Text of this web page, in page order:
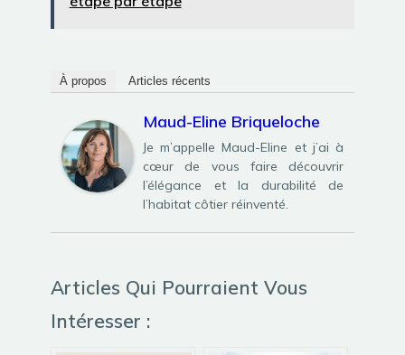
À propos Articles récents
Maud-Eline Briqueloche
Je m’appelle Maud-Eline et j’ai à
cœur de vous faire découvrir
l’élégance et la durabilité de
l’habitat côtier réinventé.
Articles Qui Pourraient Vous
Intéresser :